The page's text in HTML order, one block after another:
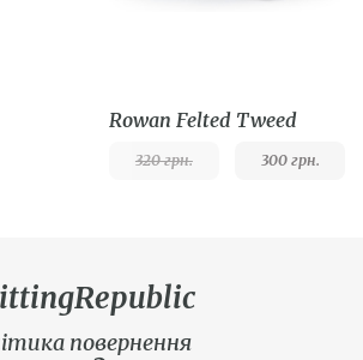
Rowan Felted Tweed
320грн. 300грн.
повернення